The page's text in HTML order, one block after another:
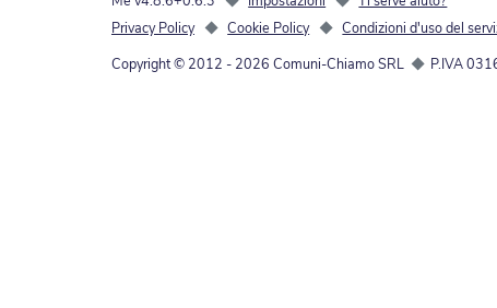
Privacy Policy ◆ Cookie Policy ◆ Condizioni d'uso del
Copyright © 2012 - 2026 Comuni-Chiamo SRL ◆ P.IVA